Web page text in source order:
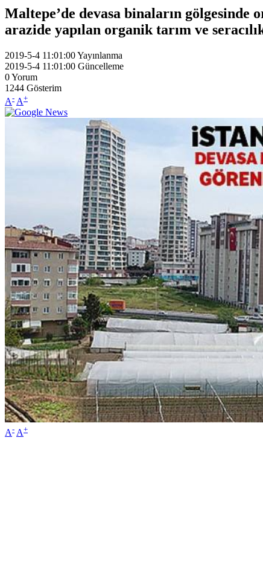
Maltepe’de devasa binaların
arazide yapılan organik tarım ve
2019-5-4 11:01:00Yayınlanma
2019-5-4 11:01:00 Güncelleme
0Yorum
1244 Gösterim
A- A+
A- A+